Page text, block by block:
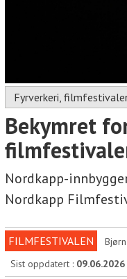
Fyrverkeri,
Bekymret
Nordkapp-
Nordkapp
FILMFESTIVALEN
Sist oppdatert :